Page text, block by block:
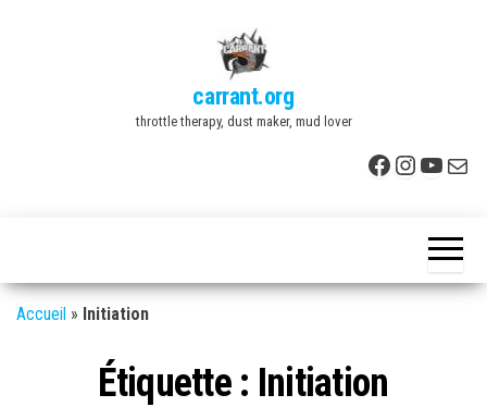
carrant.org
throttle therapy, dust maker, mud lover
Facebook
E-
Accueil » Initiation
Étiquette : Initiation